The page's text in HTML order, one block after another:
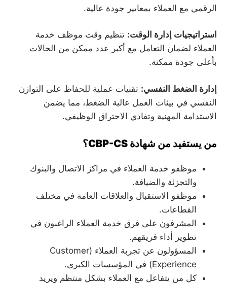
الرقمي مع العملاء بمعايير جودة عالية.
استراتيجيات إدارة الوقت: تنظيم وقت موظف خدمة
العملاء لضمان التعامل مع أكبر عدد ممكن من الحالات
بأعلى جودة ممكنة.
إدارة الضغط النفسي: تقنيات عملية للحفاظ على التوازن
النفسي في بيئات العمل عالية الضغط، مما يضمن
الاستدامة المهنية وتفادي الاحتراق الوظيفي.
من يستفيد من شهادة CBP-CS؟
موظفو خدمة العملاء في مراكز الاتصال والبنوك
والتجزئة والضيافة.
موظفو الاستقبال والعلاقات العامة في مختلف
القطاعات.
المشرفون على فرق خدمة العملاء الراغبون في
تطوير أداء فريقهم.
المسؤولون عن تجربة العملاء (Customer
Experience) في المؤسسات الكبرى.
كل من يتفاعل مع العملاء بشكل منتظم ويريد